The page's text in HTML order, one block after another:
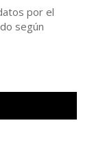
por el
según